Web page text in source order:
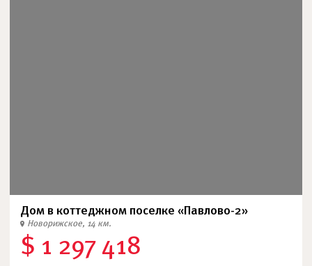
Дом в коттеджном поселке «Павлово-2»
Новорижское, 14 км.
$ 1 297 418